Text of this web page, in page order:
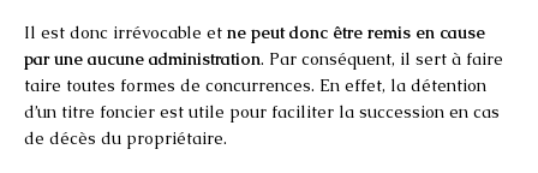
Il est donc irrévocable et ne peut donc être remis en cause
par une aucune administration. Par conséquent, il sert à faire
taire toutes formes de concurrences. En effet, la détention
d’un titre foncier est utile pour faciliter la succession en cas
de décès du propriétaire.